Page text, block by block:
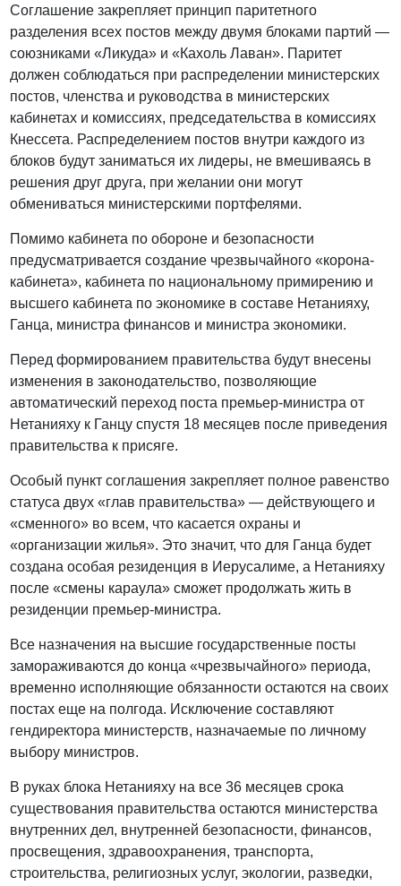
Соглашение закрепляет принцип паритетного
разделения всех постов между двумя блоками партий —
союзниками «Ликуда» и «Кахоль Лаван». Паритет
должен соблюдаться при распределении министерских
постов, членства и руководства в министерских
кабинетах и комиссиях, председательства в комиссиях
Кнессета. Распределением постов внутри каждого из
блоков будут заниматься их лидеры, не вмешиваясь в
решения друг друга, при желании они могут
обмениваться министерскими портфелями.
Помимо кабинета по обороне и безопасности
предусматривается создание чрезвычайного «корона-
кабинета», кабинета по национальному примирению и
высшего кабинета по экономике в составе Нетанияху,
Ганца, министра финансов и министра экономики.
Перед формированием правительства будут внесены
изменения в законодательство, позволяющие
автоматический переход поста премьер-министра от
Нетанияху к Ганцу спустя 18 месяцев после приведения
правительства к присяге.
Особый пункт соглашения закрепляет полное равенство
статуса двух «глав правительства» — действующего и
«сменного» во всем, что касается охраны и
«организации жилья». Это значит, что для Ганца будет
создана особая резиденция в Иерусалиме, а Нетанияху
после «смены караула» сможет продолжать жить в
резиденции премьер-министра.
Все назначения на высшие государственные посты
замораживаются до конца «чрезвычайного» периода,
временно исполняющие обязанности остаются на своих
постах еще на полгода. Исключение составляют
гендиректора министерств, назначаемые по личному
выбору министров.
В руках блока Нетанияху на все 36 месяцев срока
существования правительства остаются министерства
внутренних дел, внутренней безопасности, финансов,
просвещения, здравоохранения, транспорта,
строительства, религиозных услуг, экологии, разведки,